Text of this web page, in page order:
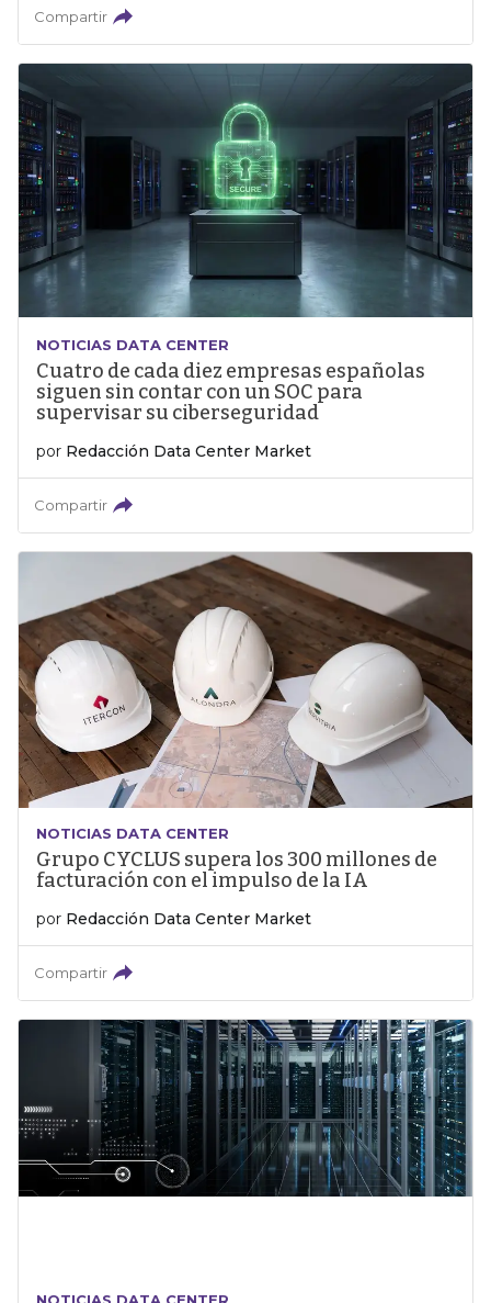
Compartir
NOTICIAS DATA CENTER
Cuatro de cada diez empresas españolas
siguen sin contar con un SOC para
supervisar su ciberseguridad
por Redacción Data Center Market
Compartir
NOTICIAS DATA CENTER
Grupo CYCLUS supera los 300 millones de
facturación con el impulso de la IA
por Redacción Data Center Market
Compartir